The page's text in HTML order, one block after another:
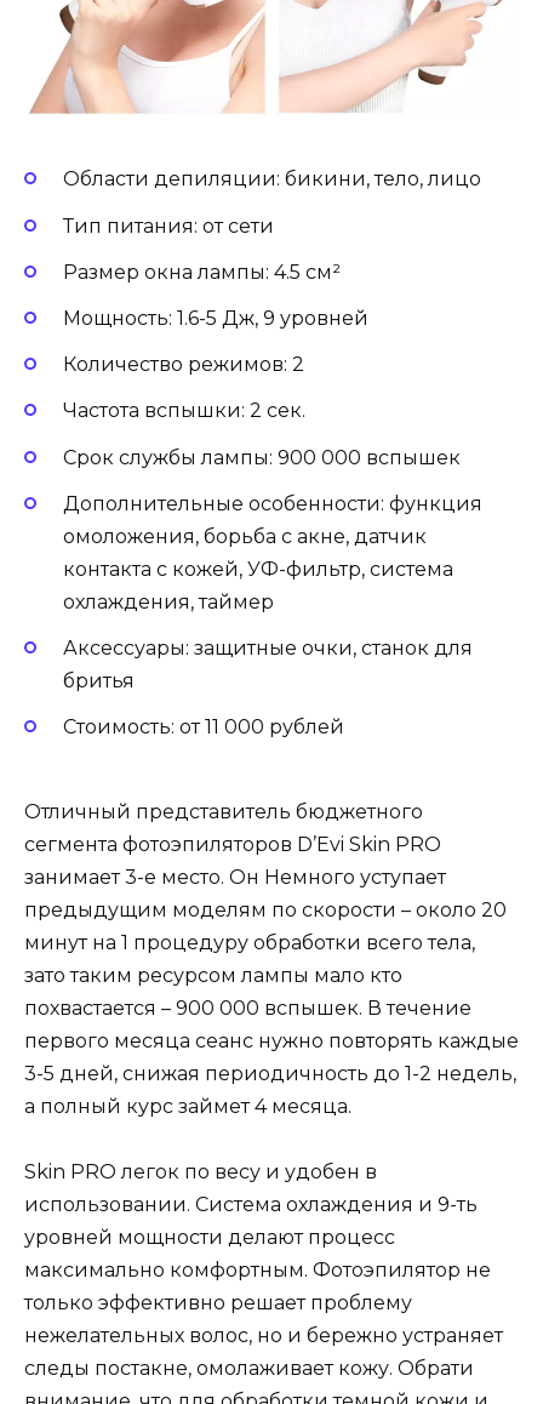
Области депиляции: бикини, тело, лицо
Тип питания: от сети
Размер окна лампы: 4.5 см²
Мощность: 1.6-5 Дж, 9 уровней
Количество режимов: 2
Частота вспышки: 2 сек.
Срок службы лампы: 900 000 вспышек
Дополнительные особенности: функция
омоложения, борьба с акне, датчик
контакта с кожей, УФ-фильтр, система
охлаждения, таймер
Аксессуары: защитные очки, станок для
бритья
Стоимость: от 11 000 рублей
Отличный представитель бюджетного
сегмента фотоэпиляторов D’Evi Skin PRO
занимает 3-е место. Он Немного уступает
предыдущим моделям по скорости – около 20
минут на 1 процедуру обработки всего тела,
зато таким ресурсом лампы мало кто
похвастается – 900 000 вспышек. В течение
первого месяца сеанс нужно повторять каждые
3-5 дней, снижая периодичность до 1-2 недель,
а полный курс займет 4 месяца.
Skin PRO легок по весу и удобен в
использовании. Система охлаждения и 9-ть
уровней мощности делают процесс
максимально комфортным. Фотоэпилятор не
только эффективно решает проблему
нежелательных волос, но и бережно устраняет
следы постакне, омолаживает кожу. Обрати